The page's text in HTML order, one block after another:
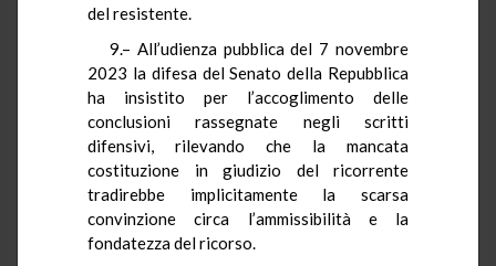
del resistente.
9.– All’udienza pubblica del 7 novembre
2023 la difesa del Senato della Repubblica
ha insistito per l’accoglimento delle
conclusioni rassegnate negli scritti
difensivi, rilevando che la mancata
costituzione in giudizio del ricorrente
tradirebbe implicitamente la scarsa
convinzione circa l’ammissibilità e la
fondatezza del ricorso.